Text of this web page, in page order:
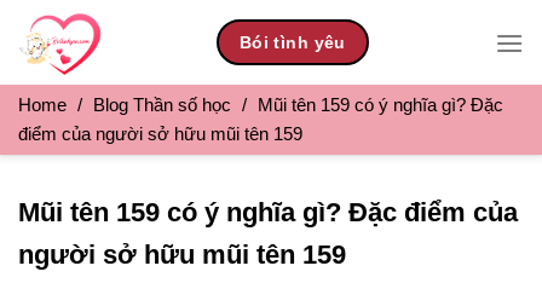
content
Bói tình yêu
Home / Blog Thần số học / Mũi tên 159 có ý nghĩa gì? Đặc
điểm của người sở hữu mũi tên 159
Mũi tên 159 có ý nghĩa gì? Đặc điểm của
người sở hữu mũi tên 159